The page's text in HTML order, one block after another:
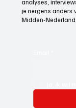
analyses,
je nergens anders
Midden-